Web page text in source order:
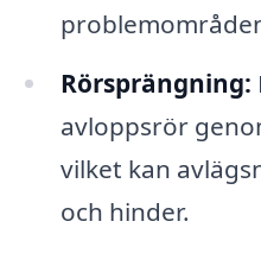
Rörsprängning:
avloppsrör
vilket kan
och hinder.